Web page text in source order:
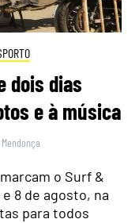
dois dias
e à música
o Surf &
8 de agosto, na
para todos